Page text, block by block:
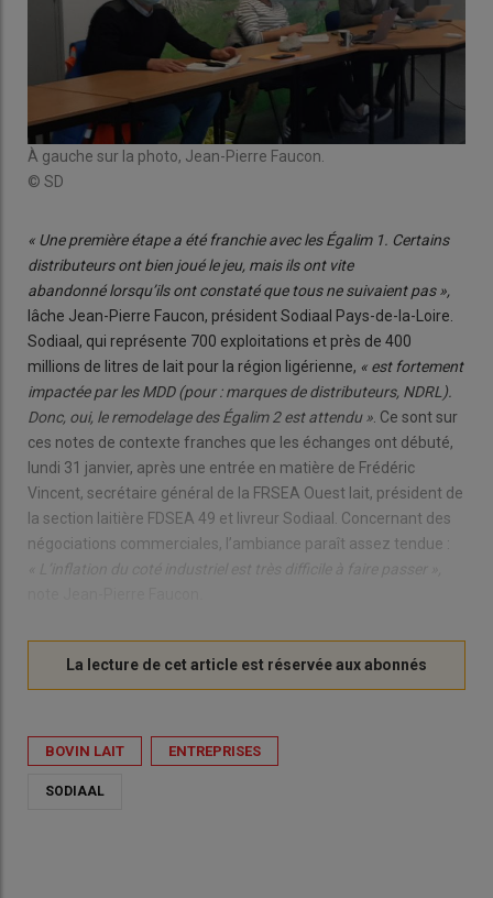
À gauche sur la photo, Jean-Pierre Faucon.
© SD
« Une première étape a été franchie avec les Égalim 1. Certains
distributeurs ont bien joué le jeu, mais ils ont vite
abandonné lorsqu’ils ont constaté que tous ne suivaient pas »,
lâche Jean-Pierre Faucon, président Sodiaal Pays-de-la-Loire.
Sodiaal, qui représente 700 exploitations et près de 400
millions de litres de lait pour la région ligérienne, « est fortement
impactée par les MDD (pour : marques de distributeurs, NDRL).
Donc, oui, le remodelage des Égalim 2 est attendu » . Ce sont sur
ces notes de contexte franches que les échanges ont débuté,
lundi 31 janvier, après une entrée en matière de Frédéric
Vincent, secrétaire général de la FRSEA Ouest lait, président de
la section laitière FDSEA 49 et livreur Sodiaal. Concernant des
négociations commerciales, l’ambiance paraît assez tendue :
BOVIN LAIT ENTREPRISES
SODIAAL